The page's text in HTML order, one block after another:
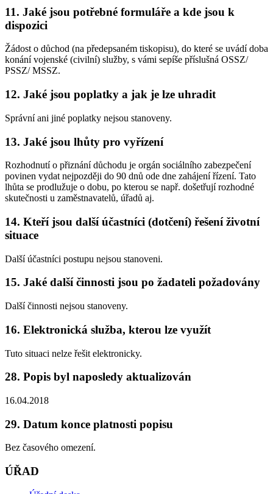
11. Jaké jsou potřebné formuláře a kde jsou k
dispozici
Žádost o důchod (na předepsaném tiskopisu), do které se uvádí doba
konání vojenské (civilní) služby, s vámi sepíše příslušná OSSZ/
PSSZ/ MSSZ.
12. Jaké jsou poplatky a jak je lze uhradit
Správní ani jiné poplatky nejsou stanoveny.
13. Jaké jsou lhůty pro vyřízení
Rozhodnutí o přiznání důchodu je orgán sociálního zabezpečení
povinen vydat nejpozději do 90 dnů ode dne zahájení řízení. Tato
lhůta se prodlužuje o dobu, po kterou se např. došetřují rozhodné
skutečnosti u zaměstnavatelů, úřadů aj.
14. Kteří jsou další účastníci (dotčení) řešení životní
situace
Další účastníci postupu nejsou stanoveni.
15. Jaké další činnosti jsou po žadateli požadovány
Další činnosti nejsou stanoveny.
16. Elektronická služba, kterou lze využít
Tuto situaci nelze řešit elektronicky.
28. Popis byl naposledy aktualizován
16.04.2018
29. Datum konce platnosti popisu
Bez časového omezení.
ÚŘAD